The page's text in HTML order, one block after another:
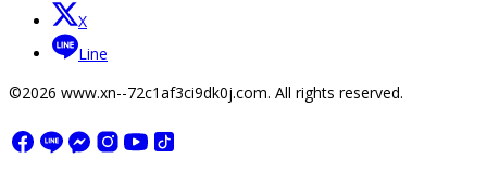
X
Line
©2026 www.xn--72c1af3ci9dk0j.com. All rights reserved.